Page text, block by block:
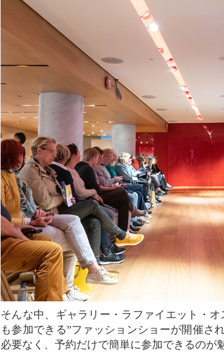
そんな中、ギャラリー・ラファイエット・オスマン本館では、毎週金曜日の午後に”誰で
も参加できる”ファッションショーが開催さ
必要なく、予約だけで簡単に参加できるのが